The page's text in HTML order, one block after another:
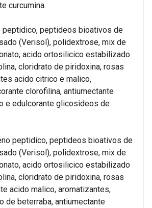
curcumina.
peptidico, peptideos bioativos de
(Verisol), polidextrose, mix de
acido ortosilicico estabilizado
cloridrato de piridoxina, rosas
acido citrico e malico,
clorofilina, antiumectante
e edulcorante glicosideos de
peptidico, peptideos bioativos de
(Verisol), polidextrose, mix de
acido ortosilicico estabilizado
cloridrato de piridoxina, rosas
acido malico, aromatizantes,
de beterraba, antiumectante